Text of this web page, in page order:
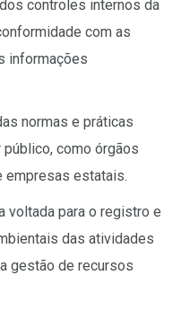
controles internos da
com as
informações
normas e práticas
como órgãos
empresas estatais.
voltada para o registro e
das atividades
gestão de recursos